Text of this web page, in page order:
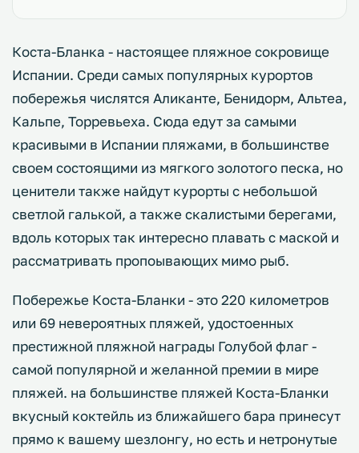
Коста-Бланка - настоящее пляжное сокровище
Испании. Среди самых популярных курортов
побережья числятся Аликанте, Бенидорм, Альтеа,
Кальпе, Торревьеха. Сюда едут за самыми
красивыми в Испании пляжами, в большинстве
своем состоящими из мягкого золотого песка, но
ценители также найдут курорты с небольшой
светлой галькой, а также скалистыми берегами,
вдоль которых так интересно плавать с маской и
рассматривать пропоывающих мимо рыб.
Побережье Коста-Бланки - это 220 километров
или 69 невероятных пляжей, удостоенных
престижной пляжной награды Голубой флаг -
самой популярной и желанной премии в мире
пляжей. на большинстве пляжей Коста-Бланки
вкусный коктейль из ближайшего бара принесут
прямо к вашему шезлонгу, но есть и нетронутые